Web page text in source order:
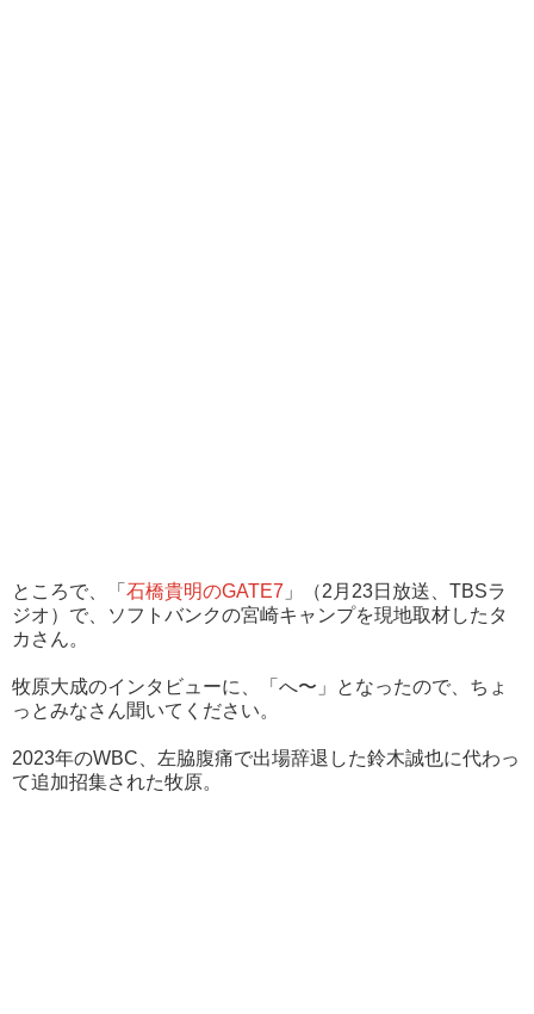
ところで、「 石橋貴明のGATE7 」（2月23日放送、TBSラ
ジオ）で、ソフトバンクの宮崎キャンプを現地取材したタ
カさん。
牧原大成のインタビューに、「へ〜」となったので、ちょ
っとみなさん聞いてください。
2023年のWBC、左脇腹痛で出場辞退した鈴木誠也に代わっ
て追加招集された牧原。